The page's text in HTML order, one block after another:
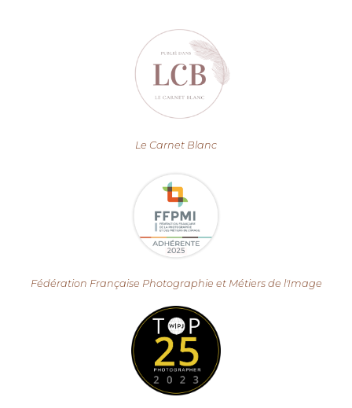
Le Carnet Blanc
Fédération Française Photographie et Métiers de l'Image